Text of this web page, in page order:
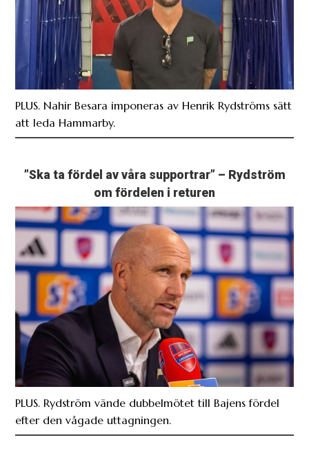
PLUS. Nahir Besara imponeras av Henrik Rydströms sätt
att leda Hammarby.
”Ska ta fördel av våra supportrar” – Rydström
om fördelen i returen
PLUS. Rydström vände dubbelmötet till Bajens fördel
efter den vågade uttagningen.